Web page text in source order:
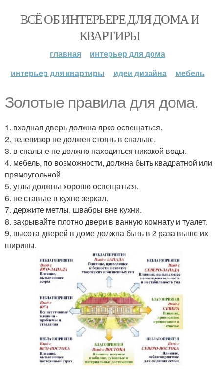
ВСЁ ОБ ИНТЕРЬЕРЕ ДЛЯ ДОМА И
КВАРТИРЫ
главная
интерьер для дома
интерьер для квартиры
идеи дизайна мебель
Золотые правила для дома.
1. входная дверь должна ярко освещаться.
2. телевизор не должен стоять в спальне.
3. в спальне не должно находиться никакой воды.
4. мебель, по возможности, должна быть квадратной или
прямоугольной.
5. углы должны хорошо освещаться.
6. не ставьте в кухне зеркал.
7. держите метлы, швабры вне кухни.
8. закрывайте плотно двери в ванную комнату и туалет.
9. высота дверей в доме должна быть в 2 раза выше их
ширины.